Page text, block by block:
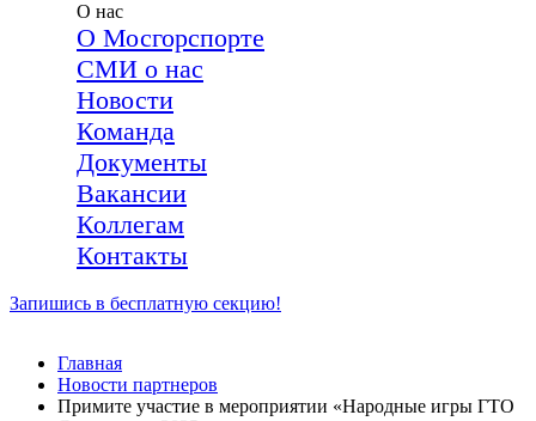
О нас
О Мосгорспорте
СМИ о нас
Новости
Команда
Документы
Вакансии
Коллегам
Контакты
Запишись в бесплатную секцию!
Главная
Новости партнеров
Примите участие в мероприятии «Народные игры ГТО